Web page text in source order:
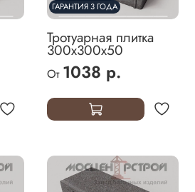
ГАРАНТИЯ 3 ГОДА
Тротуарная плитка
300х300х50
От 1038 р.